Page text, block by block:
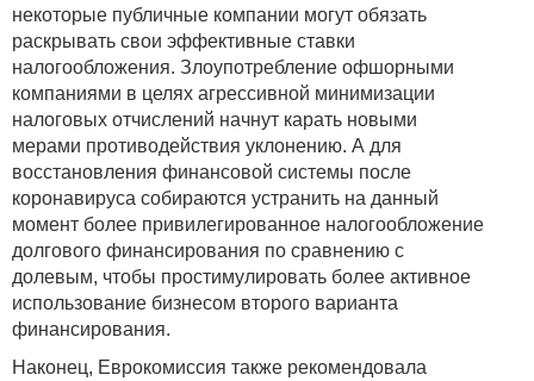
некоторые публичные компании могут обязать
раскрывать свои эффективные ставки
налогообложения. Злоупотребление офшорными
компаниями в целях агрессивной минимизации
налоговых отчислений начнут карать новыми
мерами противодействия уклонению. А для
восстановления финансовой системы после
коронавируса собираются устранить на данный
момент более привилегированное налогообложение
долгового финансирования по сравнению с
долевым, чтобы простимулировать более активное
использование бизнесом второго варианта
финансирования.
Наконец, Еврокомиссия также рекомендовала